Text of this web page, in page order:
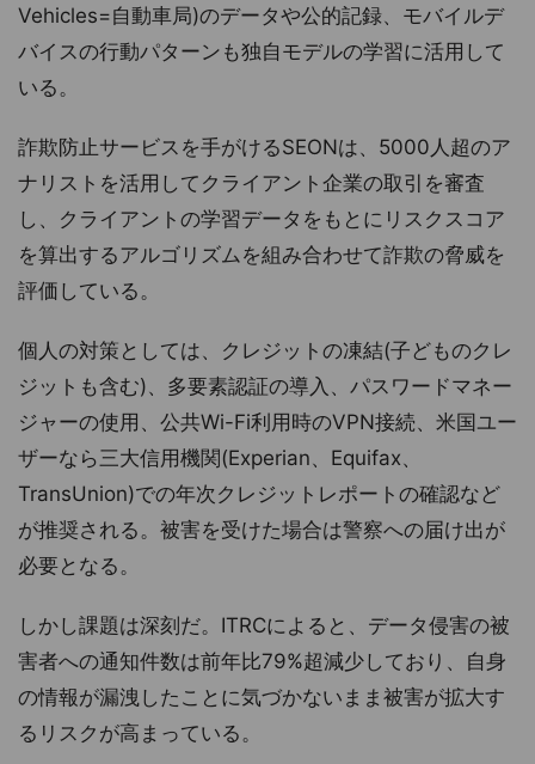
Vehicles=自動車局)のデータや公的記録、モバイルデ
バイスの行動パターンも独自モデルの学習に活用して
いる。
詐欺防止サービスを手がけるSEONは、5000人超のア
ナリストを活用してクライアント企業の取引を審査
し、クライアントの学習データをもとにリスクスコア
を算出するアルゴリズムを組み合わせて詐欺の脅威を
評価している。
個人の対策としては、クレジットの凍結(子どものクレ
ジットも含む)、多要素認証の導入、パスワードマネー
ジャーの使用、公共Wi-Fi利用時のVPN接続、米国ユー
ザーなら三大信用機関(Experian、Equifax、
TransUnion)での年次クレジットレポートの確認など
が推奨される。被害を受けた場合は警察への届け出が
必要となる。
しかし課題は深刻だ。ITRCによると、データ侵害の被
害者への通知件数は前年比79%超減少しており、自身
の情報が漏洩したことに気づかないまま被害が拡大す
るリスクが高まっている。